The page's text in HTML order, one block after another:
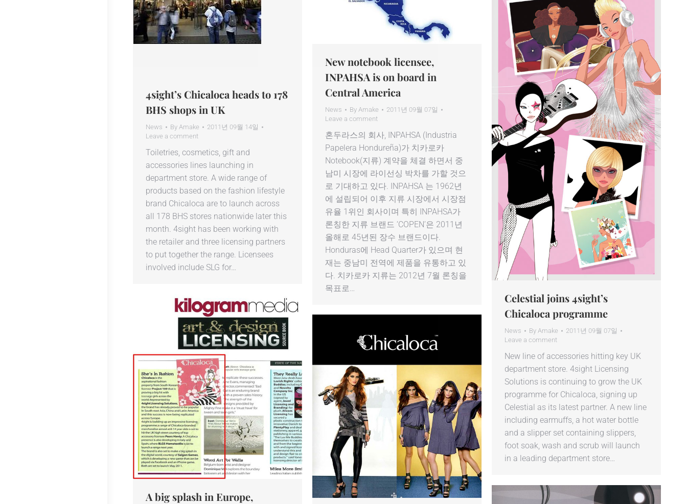
4sight’s Chicaloca heads to 178
BHS shops in UK
News By Amake
2011년 09월 14일
Leave a comment
Toiletries, cosmetics, gift and
accessories lines launching in
department store. A wide range of
products based on the fashion lifestyle
brand Chicaloca are to launch across
all 178 BHS stores nationwide later this
month. 4sight has been working with
the retailer and three licensing partners
to put together the range. Licensees
involved include SLG for…
New notebook licensee,
INPAHSA is on board in
Central America
News By Amake
2011년 09월 07일
Leave a comment
혼두라스의 회사, INPAHSA (Industria
Papelera Hondureña)가 치카로카
Notebook(지류) 계약을 체결 하면서 중
남미 시장에 라이선싱 박차를 가할 것으
로 기대하고 있다. INPAHSA 는 1962년
에 설립되어 이후 지류 시장에서 시장점
유율 1위인 회사이며 특히 INPAHSA가
론칭한 지류 브랜드 ‘COPEN’은 2011년
올해로 45년된 장수 브랜드이다.
Honduras에 Head Quarter가 있으며 현
재는 중남미 전역에 제품을 유통하고 있
다. 치카로카 지류는 2012년 7월 론칭을
목표로…
Celestial joins 4sight’s
Chicaloca programme
News By Amake
2011년 09월 07일
Leave a comment
New line of accessories hitting key UK
department store. 4sight Licensing
Solutions is continuing to grow the UK
programme for Chicaloca, signing up
Celestial as its latest partner. A new line
including earmuffs, a hot water bottle
and a slipper set containing slippers,
foot soak, wash and scrub will launch
in a leading department store…
A big splash in Europe,